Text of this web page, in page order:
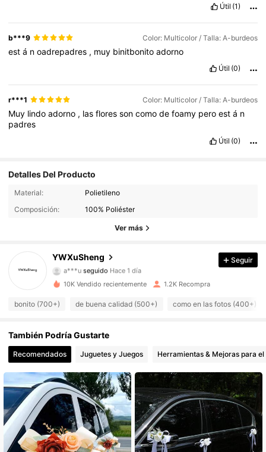
Útil (1)
b***9 Color: Multicolor / Talla: A-burdeos
está noadrepadres , muy binitbonitoadorno
Útil (0)
r***1 Color: Multicolor / Talla: A-burdeos
Muy lindoadorno , lasfloressoncomodefoamy peroestá n
padres
Útil (0)
Detalles Del Producto
Material:
Polietileno
Composición:
100% Poliéster
Ver más
YWXuSheng
1K Seguidores
a***useguidoHace 1 día
4,89
1K Seguidores
4,89 1K Seguidores
4,89 1K Seguidores
4,89 1K Seguidores
4,89 1K Seguidores
Seguir
10K Vendido recientemente 1.2K Recompra
bonito (700+) de buena calidad (500+) como en las fotos (400+)
También Podría Gustarte
Recomendados Juguetes y Juegos Herramientas & Mejoras para el